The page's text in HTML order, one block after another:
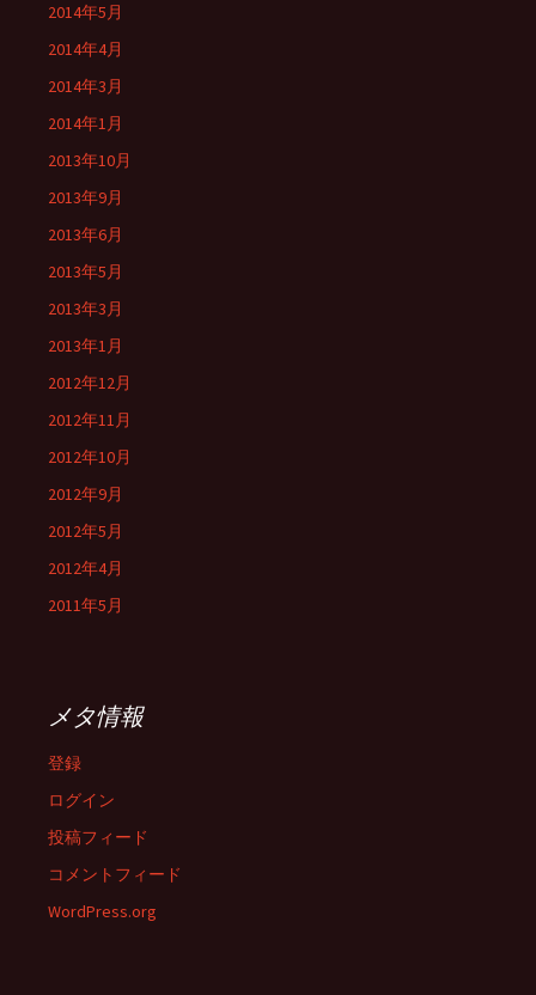
2014年5月
2014年4月
2014年3月
2014年1月
2013年10月
2013年9月
2013年6月
2013年5月
2013年3月
2013年1月
2012年12月
2012年11月
2012年10月
2012年9月
2012年5月
2012年4月
2011年5月
メタ情報
登録
ログイン
投稿フィード
コメントフィード
WordPress.org